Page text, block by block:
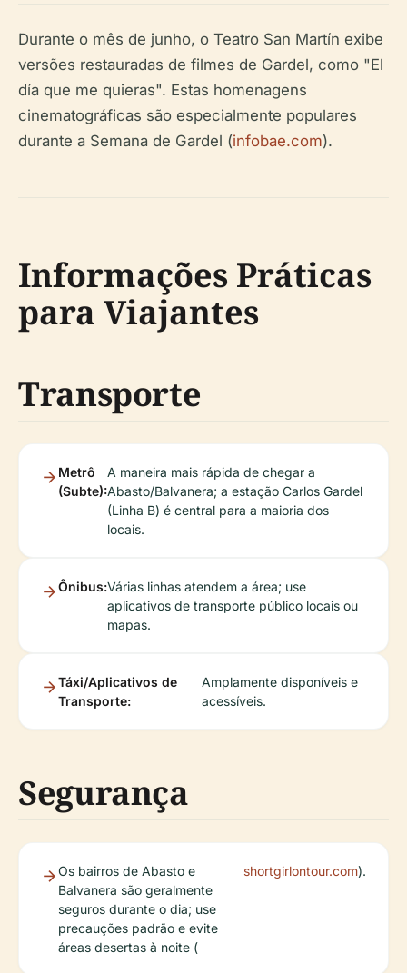
Durante o mês de junho, o Teatro San Martín exibe
versões restauradas de filmes de Gardel, como "El
día que me quieras". Estas homenagens
cinematográficas são especialmente populares
durante a Semana de Gardel (infobae.com).
Informações Práticas
para Viajantes
Transporte
Metrô
(Subte):
A maneira mais rápida de chegar a
Abasto/Balvanera; a estação Carlos Gardel
(Linha B) é central para a maioria dos
locais.
Ônibus:Várias linhas atendem a área; use
aplicativos de transporte público locais ou
mapas.
Táxi/Aplicativos de
Transporte:
Amplamente disponíveis e
acessíveis.
Segurança
Os bairros de Abasto e
Balvanera são geralmente
seguros durante o dia; use
precauções padrão e evite
áreas desertas à noite (
shortgirlontour.com).